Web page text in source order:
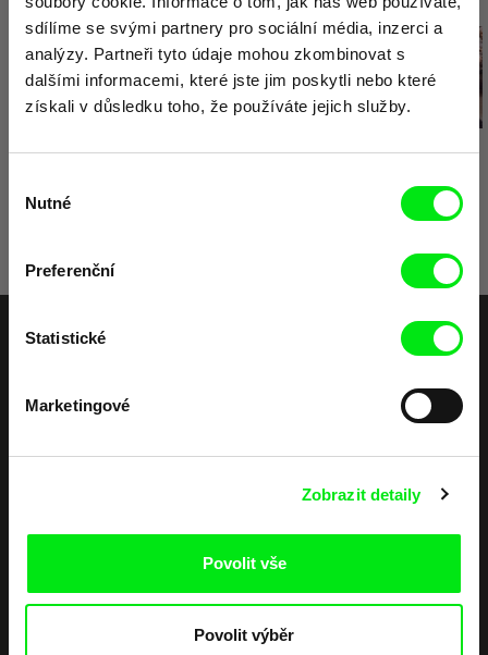
sdílíme se svými partnery pro sociální média, inzerci a
analýzy. Partneři tyto údaje mohou zkombinovat s
dalšími informacemi, které jste jim poskytli nebo které
získali v důsledku toho, že používáte jejich služby.
souhlasu
Nutné
Preferenční
Statistické
Marketingové
Zobrazit detaily
Povolit vše
Povolit výběr
dokumentární kino
festivalů dokumentárního filmu sdružených do Doc Alliance. Naším cílem je
posouvat hranice dokumentárního filmu, propagovat jeho rozmanitost a
podporovat kvalitní autorské filmy.